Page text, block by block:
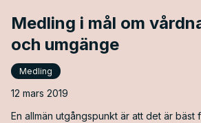
Medling i mål om
och umgänge
Medling
12 mars 2019
En allmän utgångspunkt är att det är bäst